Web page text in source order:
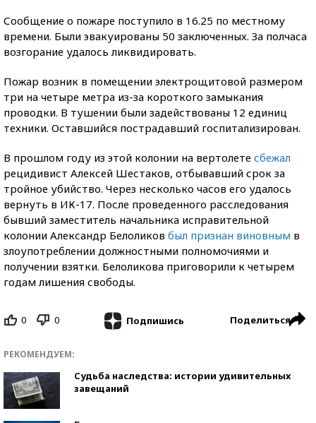
Сообщение о пожаре поступило в 16.25 по местному
времени. Были эвакуированы 50 заключенных. За полчаса
возгорание удалось ликвидировать.
Пожар возник в помещении электрощитовой размером
три на четыре метра из-за короткого замыкания
проводки. В тушении были задействованы 12 единиц
техники. Оставшийся пострадавший госпитализирован.
В прошлом году из этой колонии на вертолете сбежал
рецидивист Алексей Шестаков, отбывавший срок за
тройное убийство. Через несколько часов его удалось
вернуть в ИК-17. После проведенного расследования
бывший заместитель начальника исправительной
колонии Александр Белоликов был признан виновным в
злоупотреблении должностными полномочиями и
получении взятки. Белоликова приговорили к четырем
годам лишения свободы.
0 0 Подпишись Поделиться
РЕКОМЕНДУЕМ:
Судьба наследства: истории удивительных
завещаний